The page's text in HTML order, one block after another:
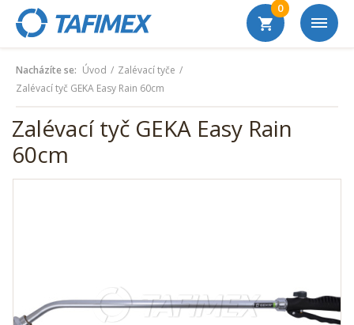
0
Nacházíte se: Úvod
Zalévací tyče
Zalévací tyč GEKA Easy Rain 60cm
Zalévací tyč GEKA Easy Rain
60cm